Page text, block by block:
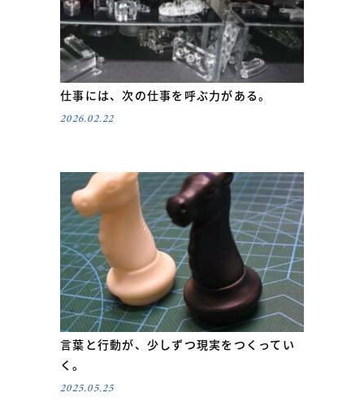
仕事には、次の仕事を呼ぶ力がある。
2026.02.22
言葉と行動が、少しずつ現実をつくってい
く。
2025.05.25